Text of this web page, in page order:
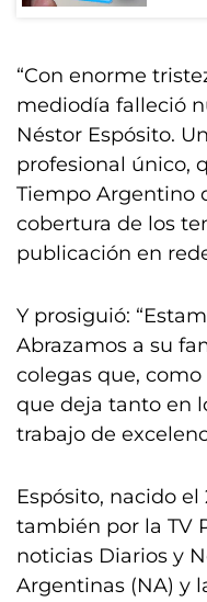
“Con enorme
mediodía falleció
Néstor Espósito.
profesional único,
Tiempo Argentino
cobertura de los
publicación en
Y prosiguió:
Abrazamos a su
colegas que,
que deja tanto en
trabajo de
Espósito, nacido el
también por la TV
noticias Diarios y
Argentinas (NA) y